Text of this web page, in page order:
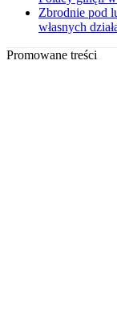
Zbrodnie pod
własnych
Promowane treści